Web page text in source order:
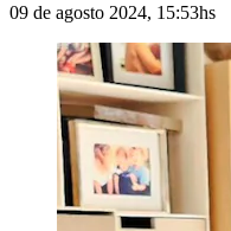
09 de agosto 2024, 15:53hs